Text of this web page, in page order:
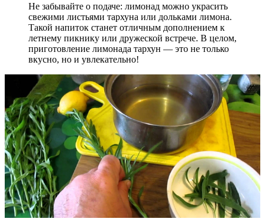
Не забывайте о подаче: лимонад можно украсить
свежими листьями тархуна или дольками лимона.
Такой напиток станет отличным дополнением к
летнему пикнику или дружеской встрече. В целом,
приготовление лимонада тархун — это не только
вкусно, но и увлекательно!